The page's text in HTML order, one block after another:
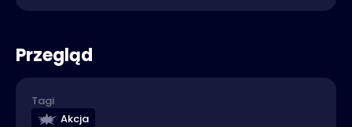
Przegląd
Tagi
Akcja